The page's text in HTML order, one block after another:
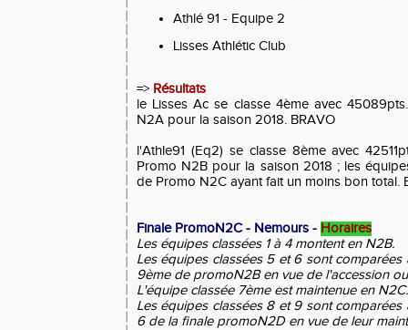
Athlé 91 - Equipe 2
Lisses Athlétic Club
=> Résultats
le Lisses Ac se classe 4ème avec
N2A pour la saison 2018. BRAVO
l'Athle91 (Eq2) se classe 8ème avec
Promo N2B pour la saison 2018 ; les
de Promo N2C ayant fait un moins bon total.
Finale PromoN2C - Nemours - Horaires
Les équipes classées 1 à 4 montent en N2B.
Les équipes classées 5 et 6 sont
9ème de promoN2B en vue de l'accession
L'équipe classée 7ème est maintenue en N2C.
Les équipes classées 8 et 9 sont
6 de la finale promoN2D en vue de leur